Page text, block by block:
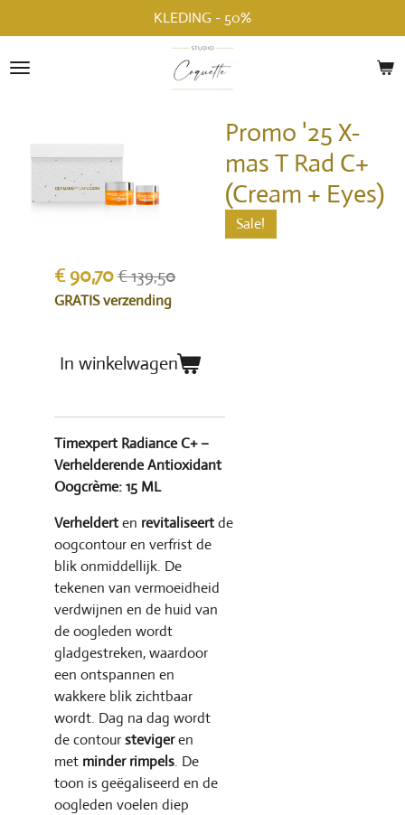
direct
naar
KLEDING - 50%
Promo '25 X-
mas T Rad C+
(Cream + Eyes)
Sale!
€ 90,70€ 139,50
GRATIS verzending
In winkelwagen
Timexpert Radiance C+ –
Verhelderende Antioxidant
Oogcrème: 15 ML
Verhelderten revitaliseertde
oogcontour en verfrist de
blik onmiddellijk. De
tekenen van vermoeidheid
verdwijnen en de huid van
de oogleden wordt
gladgestreken, waardoor
een ontspannen en
wakkere blik zichtbaar
wordt. Dag na dag wordt
de contourstevigeren
met minder rimpels. De
toon is geëgaliseerd en de
oogleden voelen diep